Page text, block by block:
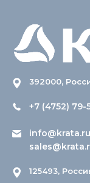
392000,
+7 (4752) 79-
info@krata.ru
125493,